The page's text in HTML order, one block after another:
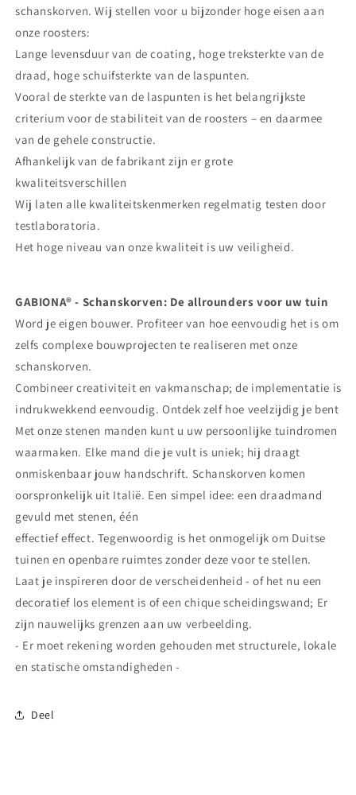
schanskorven. Wij stellen voor u bijzonder hoge eisen aan
onze roosters:
Lange levensduur van de coating, hoge treksterkte van de
draad, hoge schuifsterkte van de laspunten.
Vooral de sterkte van de laspunten is het belangrijkste
criterium voor de stabiliteit van de roosters – en daarmee
van de gehele constructie.
Afhankelijk van de fabrikant zijn er grote
kwaliteitsverschillen
Wij laten alle kwaliteitskenmerken regelmatig testen door
testlaboratoria.
Het hoge niveau van onze kwaliteit is uw veiligheid.
GABIONA® - Schanskorven: De allrounders voor uw tuin
Word je eigen bouwer. Profiteer van hoe eenvoudig het is om
zelfs complexe bouwprojecten te realiseren met onze
schanskorven.
Combineer creativiteit en vakmanschap; de implementatie is
indrukwekkend eenvoudig. Ontdek zelf hoe veelzijdig je bent
Met onze stenen manden kunt u uw persoonlijke tuindromen
waarmaken. Elke mand die je vult is uniek; hij draagt
onmiskenbaar jouw handschrift. Schanskorven komen
oorspronkelijk uit Italië. Een simpel idee: een draadmand
gevuld met stenen, één
effectief effect. Tegenwoordig is het onmogelijk om Duitse
tuinen en openbare ruimtes zonder deze voor te stellen.
Laat je inspireren door de verscheidenheid - of het nu een
decoratief los element is of een chique scheidingswand; Er
zijn nauwelijks grenzen aan uw verbeelding.
- Er moet rekening worden gehouden met structurele, lokale
en statische omstandigheden -
Deel